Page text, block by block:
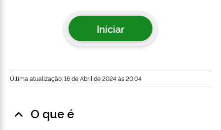
Iniciar
Última atualização: 16 de Abril de 2024 às 20:04
O que é